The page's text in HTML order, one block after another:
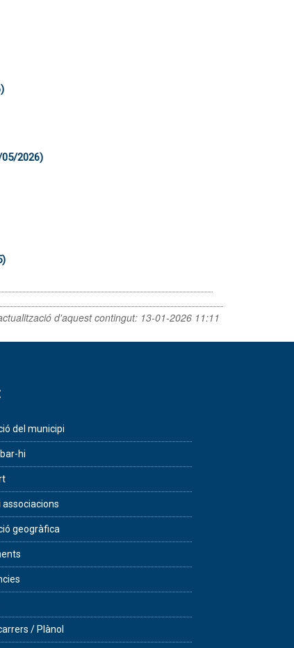
05/2026)
d'aquest contingut: 13-01-2026 11:11
del municipi
hi
associacions
geogràfica
/ Plànol